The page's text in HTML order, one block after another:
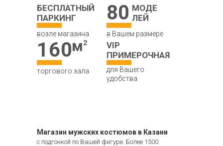
с подгонкой по Вашей фигуре. Более 1500
БЕСПЛАТНЫЙ
ПАРКИНГ
возле магазина
80 МОДЕ
ЛЕЙ
в Вашем размере
160
торгового зала
VIP
ПРИМЕРОЧНАЯ
для Вашего
удобства
Магазин мужских костюмов в Казани